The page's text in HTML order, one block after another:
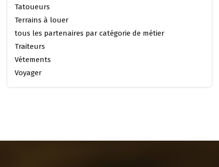
Tatoueurs
Terrains à louer
tous les partenaires par catégorie de métier
Traiteurs
Vétements
Voyager